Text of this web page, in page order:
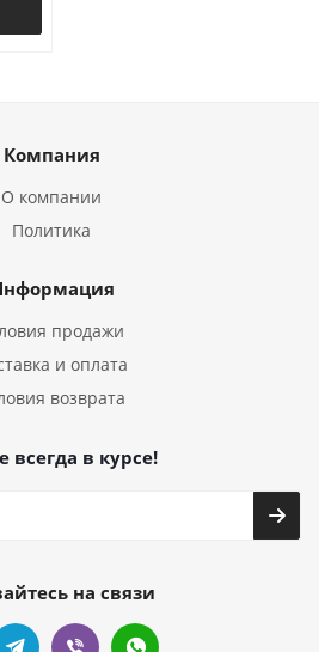
Компания
О компании
Политика
продажи
и оплата
возврата
всегда в курсе!
на связи